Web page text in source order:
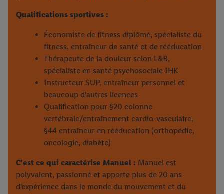
Qualifications sportives :
Économiste de fitness diplômé, spécialiste du
fitness, entraîneur de santé et de rééducation
Thérapeute de la douleur selon L&B,
spécialiste en santé psychosociale IHK
Instructeur SUP, entraîneur personnel et
beaucoup d'autres licences
Qualification pour §20 colonne
vertébrale/entraînement cardio-vasculaire,
§44 entraîneur en rééducation (orthopédie,
oncologie, diabète)
C'est ce qui caractérise Manuel : Manuel est
polyvalent, passionné et apporte plus de 20 ans
d'expérience dans le monde du mouvement et du